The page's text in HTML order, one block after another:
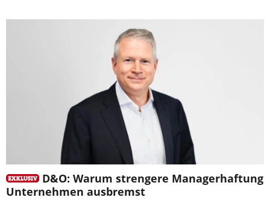
D&O: Warum strengere Managerhaftung
Unternehmen ausbremst